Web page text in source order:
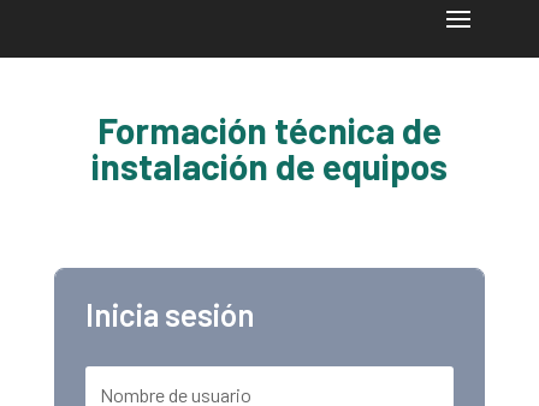
Formación técnica de
instalación de equipos
Inicia sesión